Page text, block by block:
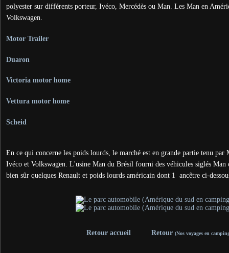
polyester sur différents porteur, Ivéco, Mercédès ou Man. Les Man en
Volkswagen.
Motor Trailer
Duaron
Victoria motor home
Vettura motor home
Scheid
En ce qui concerne les poids lourds, le marché est en grande partie tenu par
Ivéco et Volkswagen. L'usine Man du Brésil fourni des véhicules siglés
bien sûr quelques Renault et poids lourds américain dont 1 ancêtre ci-
Retour accueil Retour (Nos voyages en